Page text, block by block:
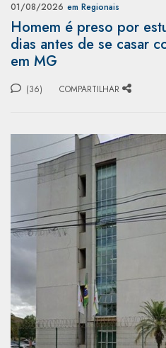
01/08/2026 em Regionais
Homem é preso por
dias antes de se casar
em MG
(36) COMPARTILHAR